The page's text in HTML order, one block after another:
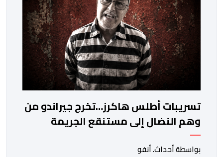
تسريبات أطلس هاكرز…تخرج جيراندو من
وهم النضال إلى مستنقع الجريمة
المنظمة
بواسطة أحداث. أنفو